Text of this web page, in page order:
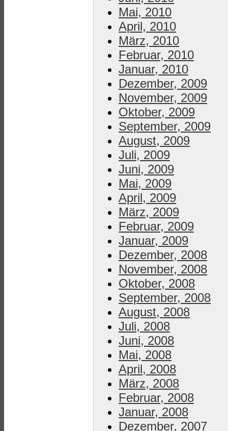
Mai, 2010
April, 2010
März, 2010
Februar, 2010
Januar, 2010
Dezember, 2009
November, 2009
Oktober, 2009
September, 2009
August, 2009
Juli, 2009
Juni, 2009
Mai, 2009
April, 2009
März, 2009
Februar, 2009
Januar, 2009
Dezember, 2008
November, 2008
Oktober, 2008
September, 2008
August, 2008
Juli, 2008
Juni, 2008
Mai, 2008
April, 2008
März, 2008
Februar, 2008
Januar, 2008
Dezember, 2007